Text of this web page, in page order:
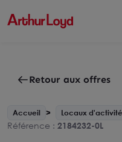
Retour aux offres
Accueil Locaux
Référence : 2184232-0L